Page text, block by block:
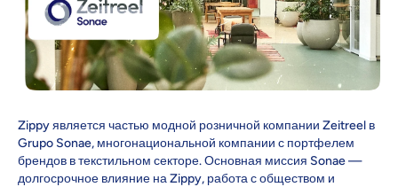
Zippy является частью модной розничной компании Zeitreel в
Grupo Sonae, многонациональной компании с портфелем
брендов в текстильном секторе. Основная миссия Sonae —
долгосрочное влияние на Zippy, работа с обществом и